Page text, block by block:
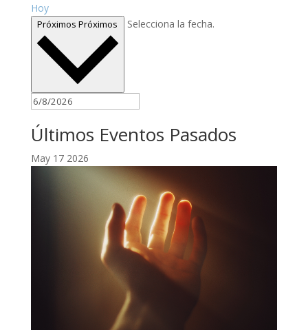
Hoy
PróximosPróximos Selecciona la fecha.
Últimos Eventos Pasados
May 17 2026